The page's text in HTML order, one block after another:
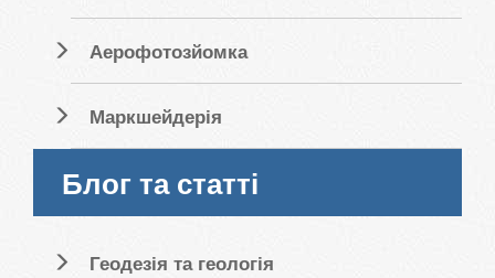
Аерофотозйомка
Маркшейдерія
Блог та статті
Геодезія та геологія